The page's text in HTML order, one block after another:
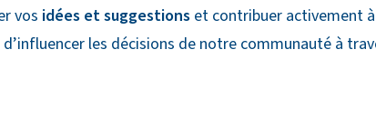
vos idées et suggestionset contribuer activement
les décisions de notre communauté à